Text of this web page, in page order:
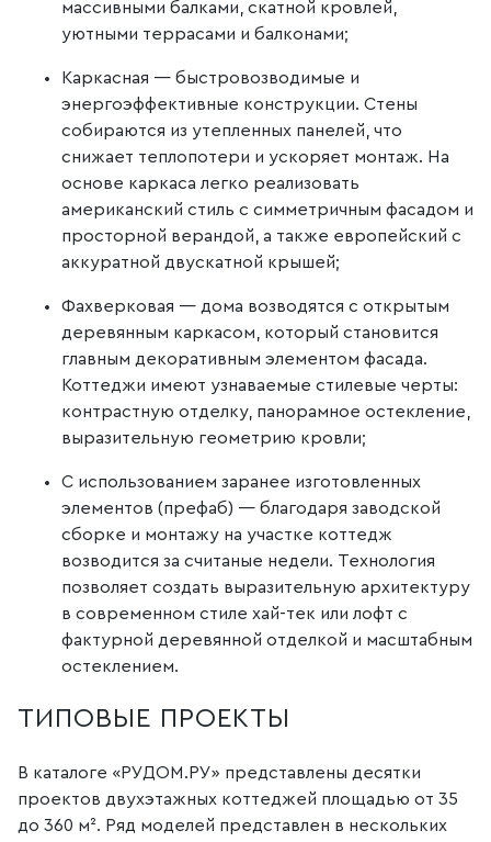
массивными балками, скатной кровлей,
уютными террасами и балконами;
Каркасная — быстровозводимые и
энергоэффективные конструкции. Стены
собираются из утепленных панелей, что
снижает теплопотери и ускоряет монтаж. На
основе каркаса легко реализовать
американский стиль с симметричным фасадом и
просторной верандой, а также европейский с
аккуратной двускатной крышей;
Фахверковая — дома возводятся с открытым
деревянным каркасом, который становится
главным декоративным элементом фасада.
Коттеджи имеют узнаваемые стилевые черты:
контрастную отделку, панорамное остекление,
выразительную геометрию кровли;
С использованием заранее изготовленных
элементов (префаб) — благодаря заводской
сборке и монтажу на участке коттедж
возводится за считаные недели. Технология
позволяет создать выразительную архитектуру
в современном стиле хай-тек или лофт с
фактурной деревянной отделкой и масштабным
остеклением.
ТИПОВЫЕ ПРОЕКТЫ
В каталоге «РУДОМ.РУ» представлены десятки
проектов двухэтажных коттеджей площадью от 35
до 360 м². Ряд моделей представлен в нескольких